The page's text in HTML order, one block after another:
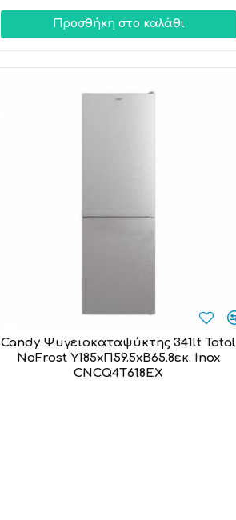
Προσθήκη στο καλάθι
Candy Ψυγειοκαταψύκτης 341lt Total
NoFrost Υ185xΠ59.5xΒ65.8εκ. Inox
CNCQ4T618EX